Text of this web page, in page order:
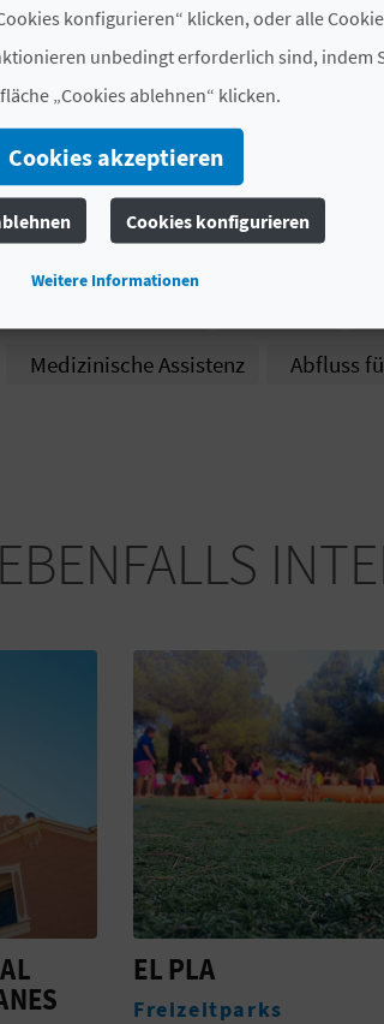
Kategorie CV-CAM000050-V
geöffnet
Medizinische Assistenz Abfluss
EL RINCON DE PAU
Unterkünfte
konfigurieren“ klicken, oder alle
unbedingt erforderlich sind, indem
„Cookies ablehnen“ klicken.
Cookies akzeptieren
Cookies konfigurieren
Weitere Informationen